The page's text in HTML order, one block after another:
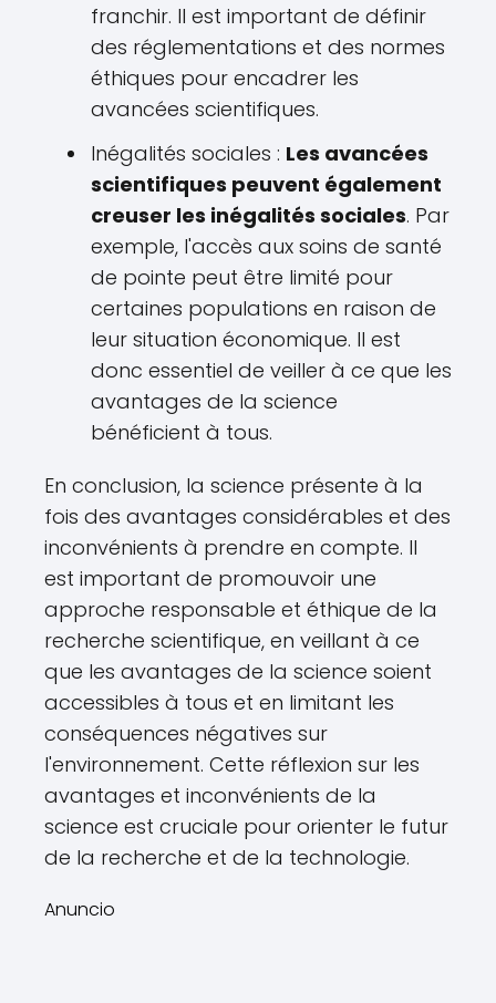
franchir. Il est important de définir
des réglementations et des normes
éthiques pour encadrer les
avancées scientifiques.
Inégalités sociales : Les avancées
scientifiques peuvent également
creuser les inégalités sociales. Par
exemple, l'accès aux soins de santé
de pointe peut être limité pour
certaines populations en raison de
leur situation économique. Il est
donc essentiel de veiller à ce que les
avantages de la science
bénéficient à tous.
En conclusion, la science présente à la
fois des avantages considérables et des
inconvénients à prendre en compte. Il
est important de promouvoir une
approche responsable et éthique de la
recherche scientifique, en veillant à ce
que les avantages de la science soient
accessibles à tous et en limitant les
conséquences négatives sur
l'environnement. Cette réflexion sur les
avantages et inconvénients de la
science est cruciale pour orienter le futur
de la recherche et de la technologie.
Anuncio